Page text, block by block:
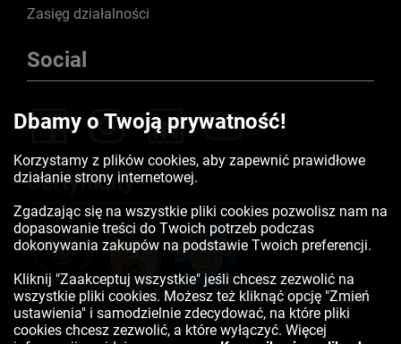
Zasięg działalności
Social
Certyfikaty
Dbamy o Twoją prywatność!
Korzystamy z plików cookies, aby zapewnić prawidłowe
działanie strony internetowej.
Zgadzając się na wszystkie pliki cookies pozwolisz nam na
dopasowanie treści do Twoich potrzeb podczas
dokonywania zakupów na podstawie Twoich preferencji.
Kliknij "Zaakceptuj wszystkie" jeśli chcesz zezwolić na
wszystkie pliki cookies. Możesz też kliknąć opcję "Zmień
ustawienia" i samodzielnie zdecydować, na które pliki
cookies chcesz zezwolić, a które wyłączyć. Więcej